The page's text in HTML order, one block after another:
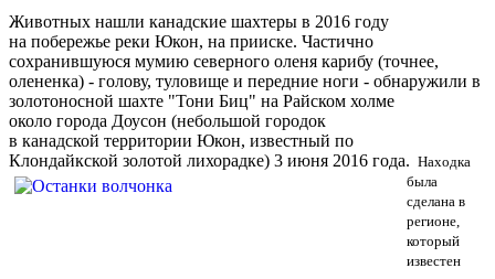
Животных нашли канадские шахтеры в 2016 году
на побережье реки Юкон, на прииске. Частично
сохранившуюся мумию северного оленя карибу (точнее,
олененка) - голову, туловище и передние ноги - обнаружили в
золотоносной шахте "Тони Биц" на Райском холме
около города Доусон (небольшой городок
в канадской территории Юкон, известный по
Клондайкской золотой лихорадке) 3 июня 2016 года. Находка
была
сделана в
регионе,
который
известен